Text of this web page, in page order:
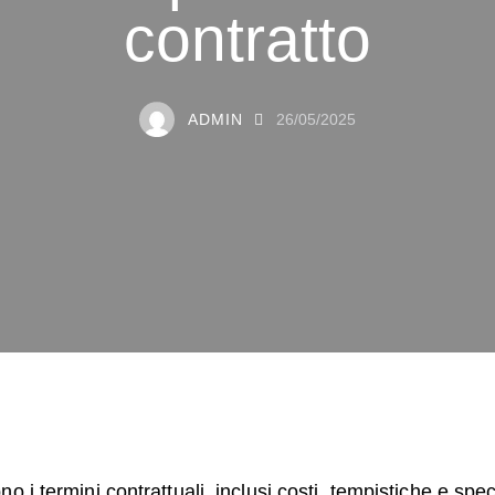
contratto
ADMIN 26/05/2025